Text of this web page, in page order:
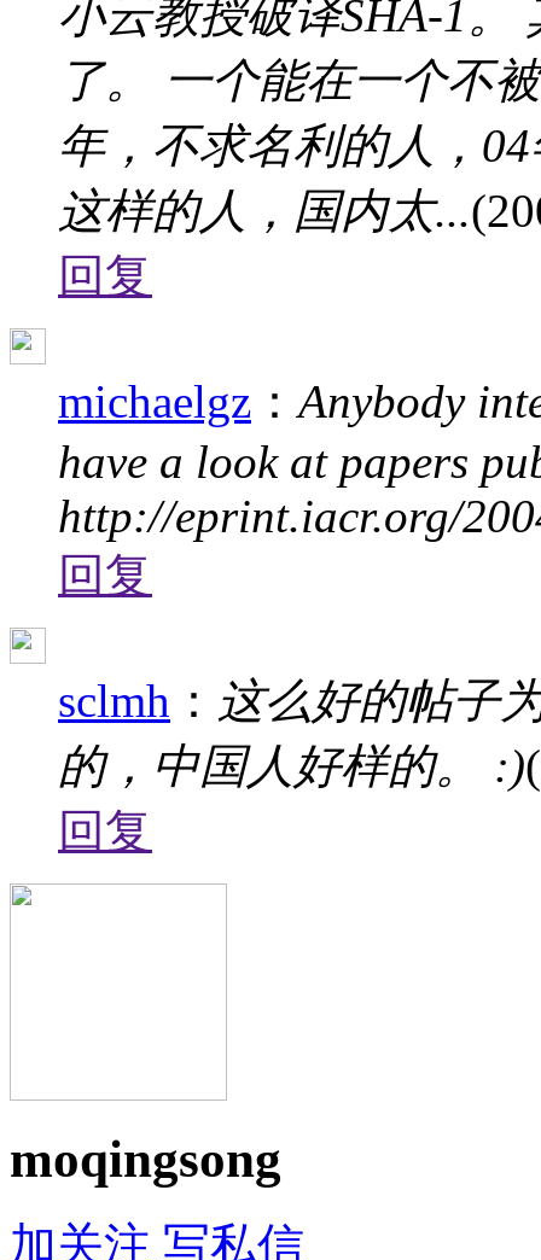
小云教授破译SHA-1
了。 一个能在一个不
年，不求名利的人，
这样的人，国内太...
回复
michaelgz ：Anybody
have a look at papers
http://eprint.iacr.org/
回复
sclmh ： 这么好的帖子
的，中国人好样的。 :)
回复
moqingsong
加关注 写私信